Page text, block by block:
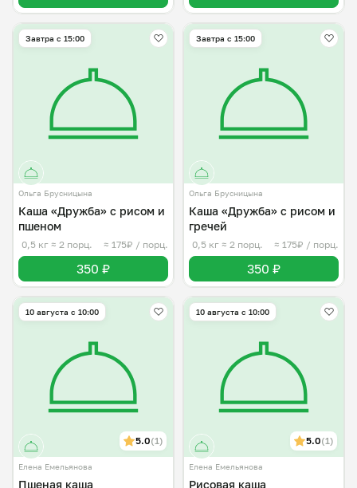
Завтра c 15:00
Ольга Брусницына
Каша «Дружба» с рисом и
пшеном
0,5 кг ≈ 2 порц. ≈ 175₽ / порц.
350 ₽
Завтра c 15:00
Ольга Брусницына
Каша «Дружба» с рисом и
гречей
0,5 кг ≈ 2 порц. ≈ 175₽ / порц.
350 ₽
10 августа с 10:00
5.0(1)
Елена Емельянова
Пшеная каша
10 августа с 10:00
5.0(1)
Елена Емельянова
Рисовая каша